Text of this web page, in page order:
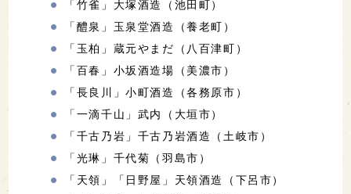
「竹雀」大塚酒造（池田町）
「醴泉」玉泉堂酒造（養老町）
「玉柏」蔵元やまだ（八百津町）
「百春」小坂酒造場（美濃市）
「長良川」小町酒造（各務原市）
「一滴千山」武内（大垣市）
「千古乃岩」千古乃岩酒造（土岐市）
「光琳」千代菊（羽島市）
「天領」「日野屋」天領酒造（下呂市）